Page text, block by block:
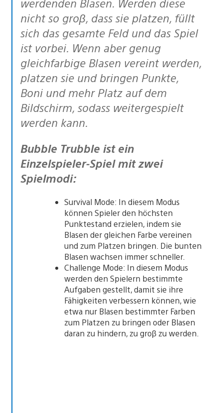
nicht so groβ, dass sie platzen, füllt
sich das gesamte Feld und das Spiel
ist vorbei. Wenn aber genug
gleichfarbige Blasen vereint werden,
platzen sie und bringen Punkte,
Boni und mehr Platz auf dem
Bildschirm, sodass weitergespielt
werden kann.
Bubble Trubble ist ein
Einzelspieler-Spiel mit zwei
Spielmodi:
Survival Mode: In diesem Modus
können Spieler den höchsten
Punktestand erzielen, indem sie
Blasen der gleichen Farbe vereinen
und zum Platzen bringen. Die bunten
Blasen wachsen immer schneller.
Challenge Mode: In diesem Modus
werden den Spielern bestimmte
Aufgaben gestellt, damit sie ihre
Fähigkeiten verbessern können, wie
etwa nur Blasen bestimmter Farben
zum Platzen zu bringen oder Blasen
daran zu hindern, zu groβ zu werden.